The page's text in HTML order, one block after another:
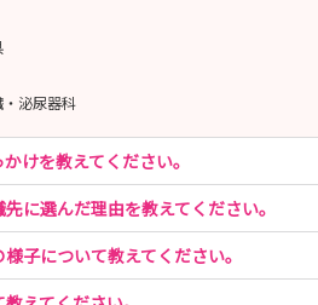
予定）
情報』をご確認ください
ます～
泌尿器科
けを教えてください。
に選んだ理由を教えてください。
子について教えてください。